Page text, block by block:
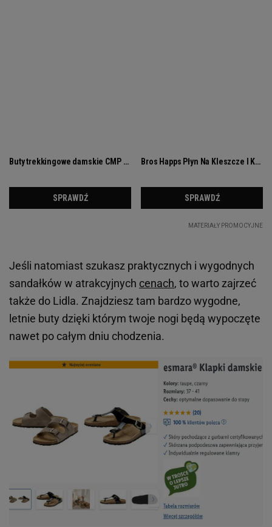
Jeśli natomiast szukasz praktycznych i wygodnych
sandałków w atrakcyjnych cenach, to warto zajrzeć
także do Lidla. Znajdziesz tam bardzo wygodne,
letnie buty dzięki którym twoje nogi będą wypoczęte
nawet po całym dniu chodzenia.